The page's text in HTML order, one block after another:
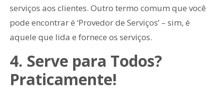
serviços aos clientes. Outro termo comum que você
pode encontrar é ‘Provedor de Serviços’ – sim, é
aquele que lida e fornece os serviços.
4. Serve para Todos?
Praticamente!